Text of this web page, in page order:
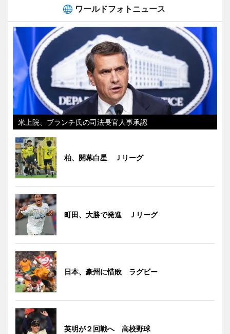
ワールドフォトニュース
米上院、ブランチ氏の司法長官人事承認
柏、開幕白星 Ｊリーグ
町田、大勝で発進 Ｊリーグ
日本、豪州に惜敗 ラグビー
英明が２回戦へ 高校野球